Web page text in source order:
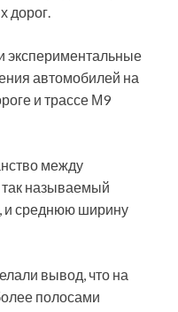
дорог.
экспериментальные
автомобилей на
и трассе М9
между
называемый
и среднюю ширину
вывод, что на
полосами